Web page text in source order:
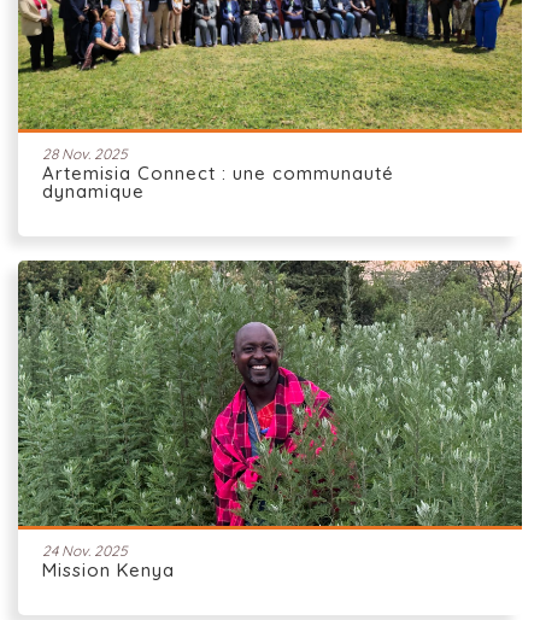
28 Nov. 2025
Artemisia Connect : une communauté
dynamique
24 Nov. 2025
Mission Kenya